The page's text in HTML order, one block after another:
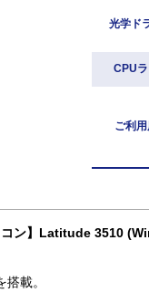
光学ド
CPU
ご利
コン】Latitude 3510
載。